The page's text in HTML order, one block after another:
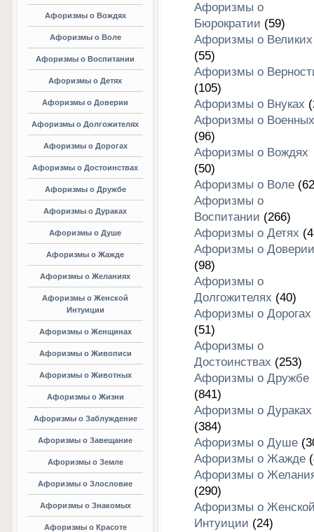
Афоризмы о Вождях
Афоризмы о Воле
Афоризмы о Воспитании
Афоризмы о Детях
Афоризмы о Доверии
Афоризмы о Долгожителях
Афоризмы о Дорогах
Афоризмы о Достоинствах
Афоризмы о Дружбе
Афоризмы о Дураках
Афоризмы о Душе
Афоризмы о Жажде
Афоризмы о Желаниях
Афоризмы о Женской
Интуиции
Афоризмы о Женщинах
Афоризмы о Живописи
Афоризмы о Животных
Афоризмы о Жизни
Афоризмы о Заблуждение
Афоризмы о Завещание
Афоризмы о Земле
Афоризмы о Злословие
Афоризмы о Знакомых
Афоризмы о Красоте
Афоризмы о
Бюрократии (59)
Афоризмы о Великих
(55)
Афоризмы о
(105)
Афоризмы о Внуках
Афоризмы о Военных
(96)
Афоризмы о Вождях
(50)
Афоризмы о Воле
Афоризмы о
Воспитании (266)
Афоризмы о Детях
Афоризмы о Доверии
(98)
Афоризмы о
Долгожителях (40)
Афоризмы о Дорогах
(51)
Афоризмы о
Достоинствах (253)
Афоризмы о Дружбе
(841)
Афоризмы о Дураках
(384)
Афоризмы о Душе
Афоризмы о Жажде
Афоризмы о
(290)
Афоризмы о
Интуиции (24)